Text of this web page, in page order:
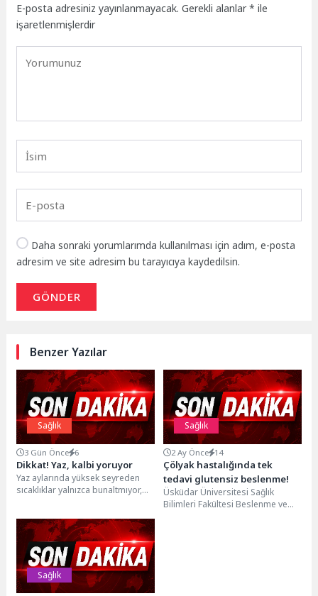
E-posta adresiniz yayınlanmayacak. Gerekli alanlar* ile
işaretlenmişlerdir
Daha sonraki yorumlarımda kullanılması için adım, e-posta
adresim ve site adresim bu tarayıcıya kaydedilsin.
GÖNDER
Benzer Yazılar
Sağlık
3 Gün Önce 6
Dikkat! Yaz, kalbi yoruyor
Yaz aylarında yüksek seyreden
sıcaklıklar yalnızca bunaltmıyor,
Sağlık
2 Ay Önce 14
Çölyak hastalığında tek
tedavi glutensiz beslenme!
Üsküdar Üniversitesi Sağlık
Bilimleri Fakültesi Beslenme ve
Sağlık